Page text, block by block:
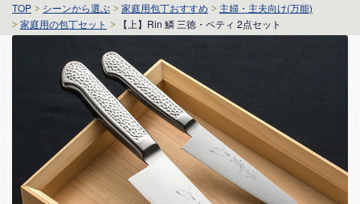
TOP シーンから選ぶ 家庭用包丁おすすめ
主婦・主夫向け(万能)
家庭用の包丁セット
【上】Rin 鱗 三徳・ペティ 2点セット